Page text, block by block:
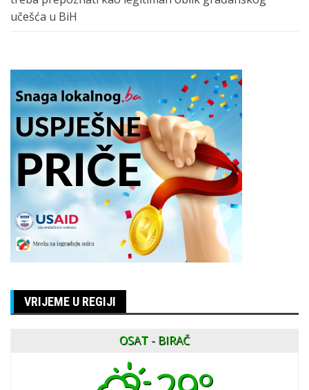
učešća u BiH
VRIJEME U REGIJI
OSAT - BIRAČ